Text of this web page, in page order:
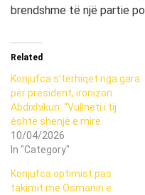
brendshme të një partie
Related
Konjufca s’tërhiqet nga gara
për president, ironizon
Abdixhikun: “Vullneti i tij
është shenjë e mirë.
10/04/2026
In "Category"
Konjufca optimist pas
takimit me Osmanin e